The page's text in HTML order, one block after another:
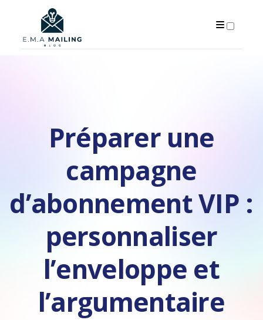
Préparer une
campagne
d’abonnement VIP :
personnaliser
l’enveloppe et
l’argumentaire